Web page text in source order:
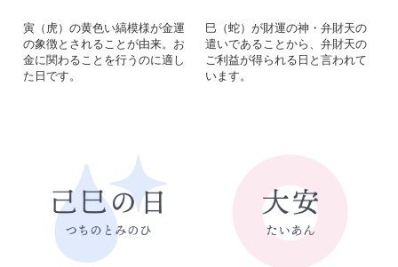
寅（虎）の黄色い縞模様が金運
の象徴とされることが由来。お
金に関わることを行うのに適し
た日です。
巳（蛇）が財運の神・弁財天の
遣いであることから、弁財天の
ご利益が得られる日と言われて
います。